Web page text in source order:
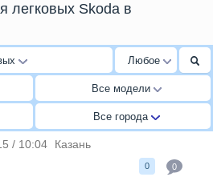
легковых Skoda в
Любое
Все модели
Все города
/ 10:04
Казань
0 0